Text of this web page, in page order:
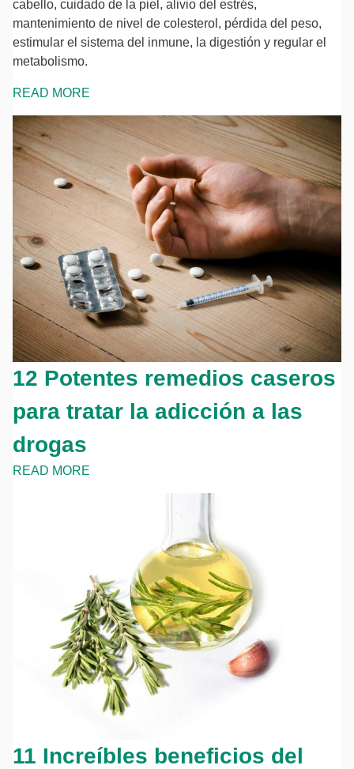
cabello, cuidado de la piel, alivio del estrés,
mantenimiento de nivel de colesterol, pérdida del peso,
estimular el sistema del inmune, la digestión y regular el
metabolismo.
READ MORE
12 Potentes remedios caseros
para tratar la adicción a las
drogas
READ MORE
11 Increíbles beneficios del